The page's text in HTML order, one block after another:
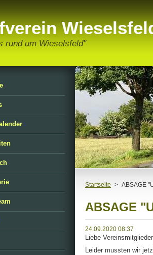
rund um Wieselsfeld"
Startseite > ABSAGE
ABSAGE
24.09.2020 08:37
Liebe
Leider mussten wir